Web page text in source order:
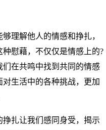
理解他人的情感和挣扎，
慰藉，不仅仅是情感上的?
在共鸣中找到共同的情感
生活中的各种挑战，更加
扎让我们感同身受，揭示